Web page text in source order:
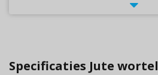
Specificaties Jute